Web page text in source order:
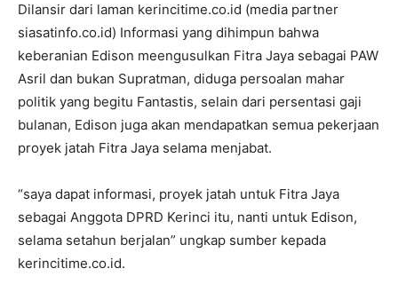
Dilansir dari laman kerincitime.co.id (media partner
siasatinfo.co.id) Informasi yang dihimpun bahwa
keberanian Edison meengusulkan Fitra Jaya sebagai PAW
Asril dan bukan Supratman, diduga persoalan mahar
politik yang begitu Fantastis, selain dari persentasi gaji
bulanan, Edison juga akan mendapatkan semua pekerjaan
proyek jatah Fitra Jaya selama menjabat.
“saya dapat informasi, proyek jatah untuk Fitra Jaya
sebagai Anggota DPRD Kerinci itu, nanti untuk Edison,
selama setahun berjalan” ungkap sumber kepada
kerincitime.co.id.